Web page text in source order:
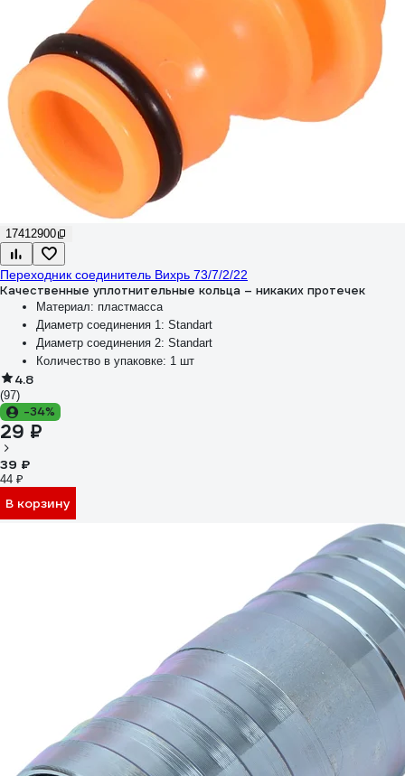
17412900
Переходник соединитель Вихрь 73/7/2/22
Качественные уплотнительные кольца – никаких протечек
Материал: пластмасса
Диаметр соединения 1: Standart
Диаметр соединения 2: Standart
Количество в упаковке: 1 шт
4.8
(97)
-34%
29 ₽
39 ₽
44 ₽
В корзину